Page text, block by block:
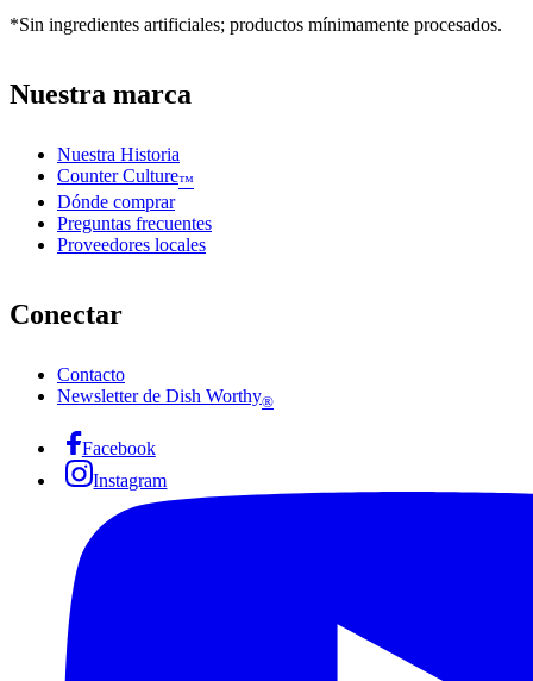
*Sin ingredientes artificiales; productos mínimamente procesados.
Nuestra marca
Nuestra Historia
Counter Culture™
Dónde comprar
Preguntas frecuentes
Proveedores locales
Conectar
Contacto
Newsletter de Dish Worthy®
Facebook
Instagram